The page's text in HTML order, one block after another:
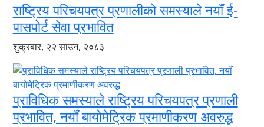
राष्ट्रिय परिचयपत्र प्रणालीको समस्याले नयाँ ई-
पासपोर्ट सेवा प्रभावित
शुक्रबार, २२ साउन, २०८३
प्राविधिक समस्याले राष्ट्रिय परिचयपत्र प्रणाली
प्रभावित, नयाँ बायोमेट्रिक प्रमाणीकरण अवरुद्ध